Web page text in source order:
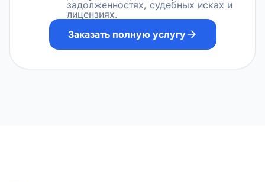
задолженностях, судебных исках и
лицензиях.
Заказать полную услугу